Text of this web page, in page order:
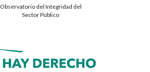
Observatorio del Integridad del
Sector Público